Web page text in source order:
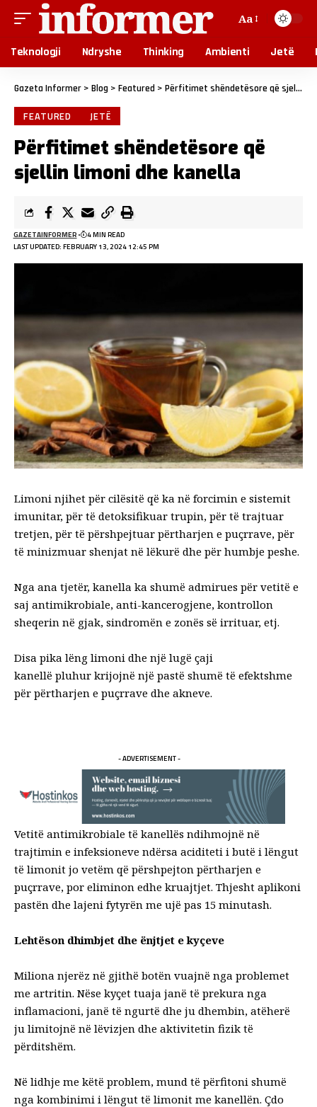
Aa
Teknologji Ndryshe Thinking Ambienti Jetë
Gazeta Informer > Blog > Featured > Përfitimet shëndetësore që sjellin limoni dhe kanella
FEATURED JETË
Përfitimet shëndetësore që
sjellin limoni dhe kanella
LAST UPDATED: FEBRUARY 13, 2024 12:45 PM
GAZETAINFORMER 4 MIN READ
Limoni njihet për cilësitë që ka në forcimin e sistemit
imunitar, për të detoksifikuar trupin, për të trajtuar
tretjen, për të përshpejtuar përtharjen e puçrrave, për
të minizmuar shenjat në lëkurë dhe për humbje peshe.
Nga ana tjetër, kanella ka shumë admirues për vetitë e
saj antimikrobiale, anti-kancerogjene, kontrollon
sheqerin në gjak, sindromën e zonës së irrituar, etj.
Disa pika lëng limoni dhe një lugë çaji
kanellë pluhur krijojnë një pastë shumë të efektshme
për përtharjen e puçrrave dhe akneve.
- ADVERTISEMENT -
Vetitë antimikrobiale të kanellës ndihmojnë në
trajtimin e infeksioneve ndërsa aciditeti i butë i lëngut
të limonit jo vetëm që përshpejton përtharjen e
puçrrave, por eliminon edhe kruajtjet. Thjesht aplikoni
pastën dhe lajeni fytyrën me ujë pas 15 minutash.
Lehtëson dhimbjet dhe ënjtjet e kyçeve
Miliona njerëz në gjithë botën vuajnë nga problemet
me artritin. Nëse kyçet tuaja janë të prekura nga
inflamacioni, janë të ngurtë dhe ju dhembin, atëherë
ju limitojnë në lëvizjen dhe aktivitetin fizik të
përditshëm.
Në lidhje me këtë problem, mund të përfitoni shumë
nga kombinimi i lëngut të limonit me kanellën. Çdo